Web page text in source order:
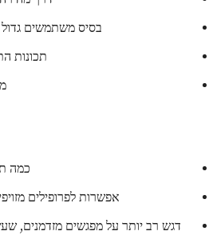
בסיס משתמשים
תכונות
כמה
אפשרות לפרופילים
דגש רב יותר על מפגשים מזדמנים,